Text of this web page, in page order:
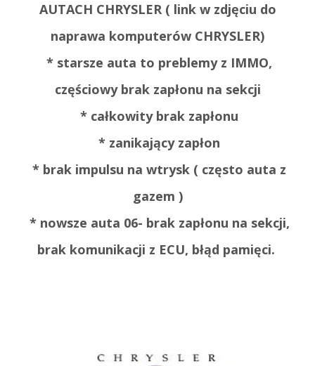
AUTACH CHRYSLER ( link w zdjęciu do
naprawa komputerów CHRYSLER)
* starsze auta to preblemy z IMMO,
częściowy brak zapłonu na sekcji
* całkowity brak zapłonu
* zanikający zapłon
* brak impulsu na wtrysk ( często auta z
gazem )
* nowsze auta 06- brak zapłonu na sekcji,
brak komunikacji z ECU, błąd pamięci.